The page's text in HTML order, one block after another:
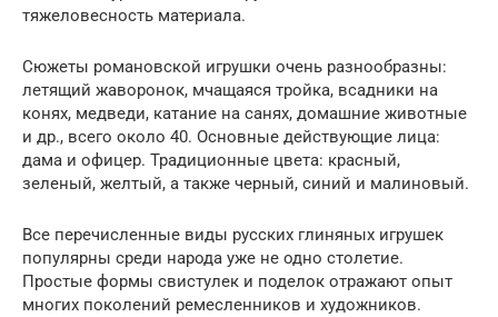
тяжеловесность материала.
Сюжеты романовской игрушки очень разнообразны:
летящий жаворонок, мчащаяся тройка, всадники на
конях, медведи, катание на санях, домашние животные
и др., всего около 40. Основные действующие лица:
дама и офицер. Традиционные цвета: красный,
зеленый, желтый, а также черный, синий и малиновый.
Все перечисленные виды русских глиняных игрушек
популярны среди народа уже не одно столетие.
Простые формы свистулек и поделок отражают опыт
многих поколений ремесленников и художников.